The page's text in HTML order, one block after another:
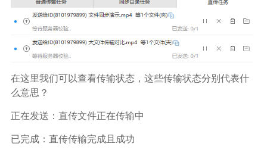
在这里我们可以查看传输状态，这些传输状态分别代表什
么意思？
正在发送：直传文件正在传输中
已完成：直传传输完成且成功